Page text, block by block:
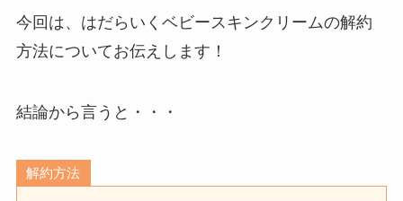
ミュゼプラチナムの解約
方法まとめ！契約期間が
タイミングを詳しく解
今回は、はだらいくベビースキンクリームの解約
方法についてお伝えします！
結論から言うと・・・
解約方法